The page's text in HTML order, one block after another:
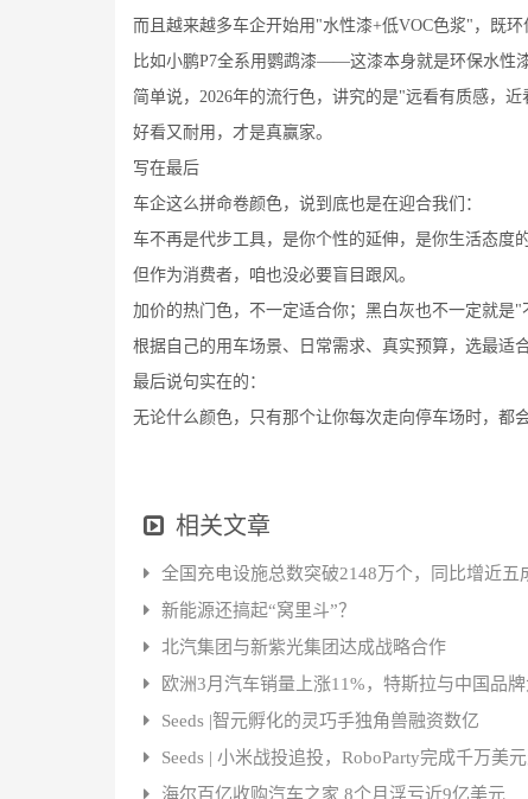
而且越来越多车企开始用"水性漆+低VOC色浆"，既环
比如小鹏P7全系用鹦鹉漆——这漆本身就是环保水性
简单说，2026年的流行色，讲究的是"远看有质感，近
好看又耐用，才是真赢家。
写在最后
车企这么拼命卷颜色，说到底也是在迎合我们：
车不再是代步工具，是你个性的延伸，是你生活态度的
但作为消费者，咱也没必要盲目跟风。
加价的热门色，不一定适合你；黑白灰也不一定就是"
根据自己的用车场景、日常需求、真实预算，选最适
最后说句实在的：
无论什么颜色，只有那个让你每次走向停车场时，都
相关文章
全国充电设施总数突破2148万个，同比增近五
新能源还搞起“窝里斗”？
北汽集团与新紫光集团达成战略合作
欧洲3月汽车销量上涨11%，特斯拉与中国品
Seeds |智元孵化的灵巧手独角兽融资数亿
Seeds | 小米战投追投，RoboParty完成千万美
海尔百亿收购汽车之家 8个月浮亏近9亿美元